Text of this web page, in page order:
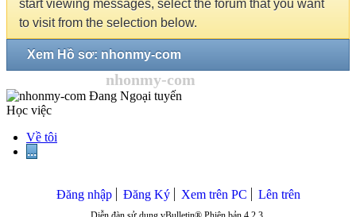
start viewing messages, select the forum that you want
to visit from the selection below.
Xem Hồ sơ: nhonmy-com
nhonmy-com
Học việc
Về tôi
...
Đăng nhập Đăng Ký Xem trên PC Lên trên